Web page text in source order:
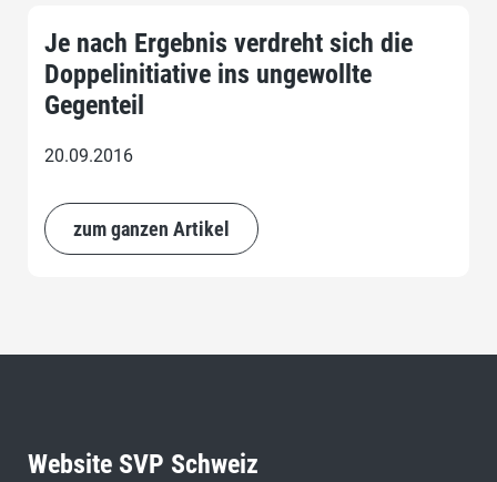
Je nach Ergebnis verdreht sich die
Doppelinitiative ins ungewollte
Gegenteil
20.09.2016
zum ganzen Artikel
Website SVP Schweiz